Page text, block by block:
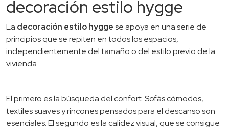
decoración estilo hygge
La decoración estilo hyggese apoya en una serie de
principios que se repiten en todos los espacios,
independientemente del tamaño o del estilo previo de la
vivienda.
El primero es la búsqueda del confort. Sofás cómodos,
textiles suaves y rincones pensados para el descanso son
esenciales. El segundo es la calidez visual, que se consigue